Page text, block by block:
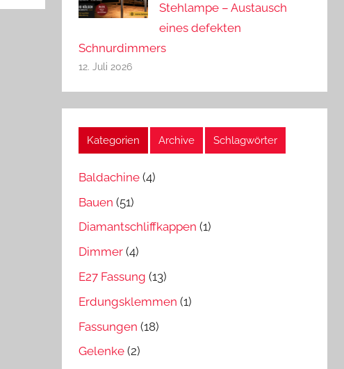
Stehlampe – Austausch
eines defekten
Schnurdimmers
12. Juli 2026
Kategorien Archive Schlagwörter
Baldachine (4)
Bauen (51)
Diamantschliffkappen (1)
Dimmer (4)
E27 Fassung (13)
Erdungsklemmen (1)
Fassungen (18)
Gelenke (2)